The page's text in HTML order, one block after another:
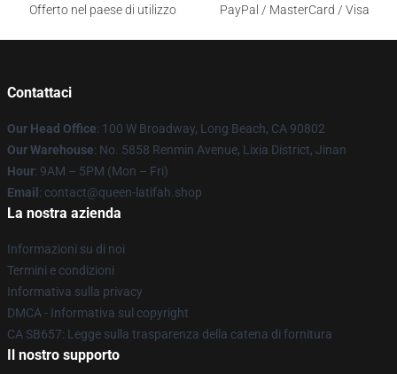
Offerto nel paese di utilizzo
PayPal / MasterCard / Visa
Contattaci
Our Head Office: 100 W Broadway, Long Beach, CA 90802
Our Warehouse: No. 5858 Renmin Avenue, Lixia District, Jinan
Hour: 9AM – 5PM (Mon – Fri)
Email : contact@queen-latifah.shop
La nostra azienda
Informazioni su di noi
Termini e condizioni
Informativa sulla privacy
DMCA - Informativa sul copyright
CA SB657: Legge sulla trasparenza della catena di fornitura
Il nostro supporto